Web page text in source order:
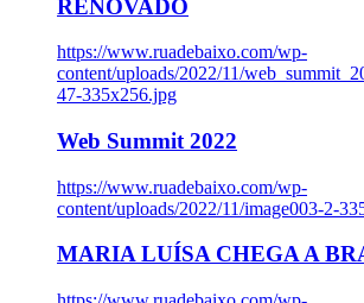
RENOVADO
https://www.ruadebaixo.com/wp-
content/uploads/2022/11/
47-335x256.jpg
Web Summit 2022
https://www.ruadebaixo.com/wp-
content/uploads/2022/11/image003-2-
MARIA LUÍSA CHEGA A